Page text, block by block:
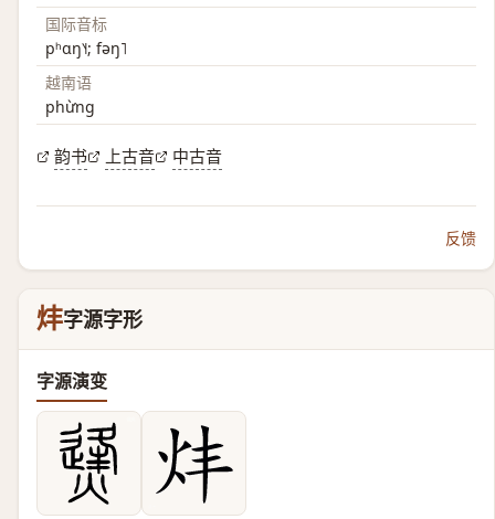
国际音标
pʰɑŋ˥˧; fəŋ˥
越南语
phừng
韵书 上古音 中古音
反馈
炐字源字形
字源演变